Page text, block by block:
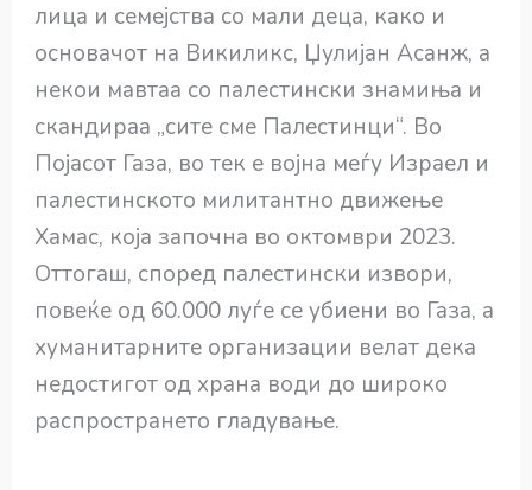
лица и семејства со мали деца, како и
основачот на Викиликс, Џулијан Асанж, а
некои мавтаа со палестински знамиња и
скандираа „сите сме Палестинци“. Во
Појасот Газа, во тек е војна меѓу Израел и
палестинското милитантно движење
Хамас, која започна во октомври 2023.
Оттогаш, според палестински извори,
повеќе од 60.000 луѓе се убиени во Газа, а
хуманитарните организации велат дека
недостигот од храна води до широко
распространето гладување.